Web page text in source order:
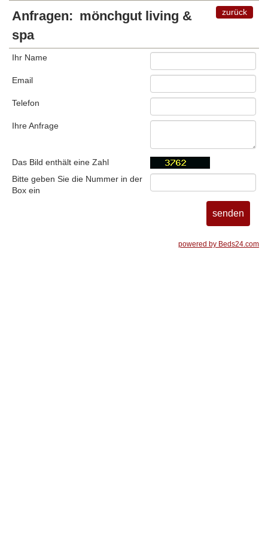
zurück
Anfragen: mönchgut living &
spa
Ihr Name
Email
Telefon
Ihre Anfrage
Das Bild enthält eine Zahl
Bitte geben Sie die Nummer in der
Box ein
powered by Beds24.com